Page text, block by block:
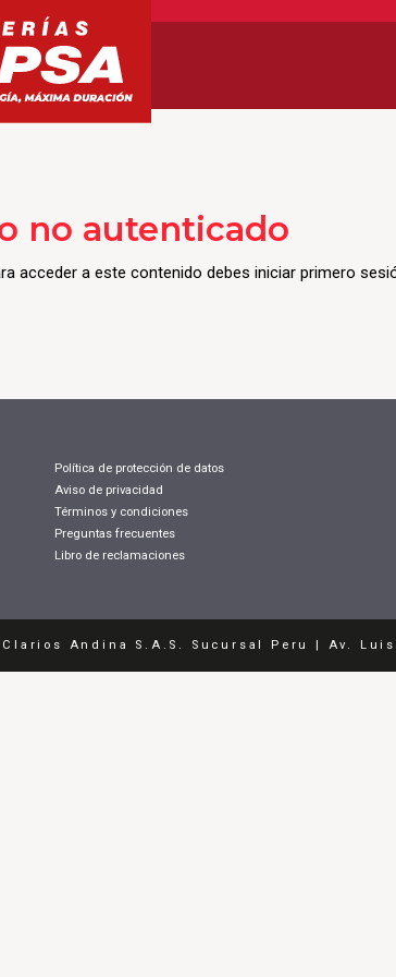
no autenticado
acceder a este contenido debes iniciar primero
Política de protección de datos
Aviso de privacidad
Términos y condiciones
Preguntas frecuentes
Libro de reclamaciones
Clarios Andina S.A.S. Sucursal Peru | Av.